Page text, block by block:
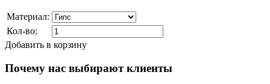
Материал:
Кол-во:
Добавить в корзину
Почему нас выбирают клиенты